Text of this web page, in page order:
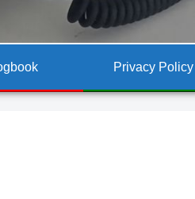
Privacy Policy